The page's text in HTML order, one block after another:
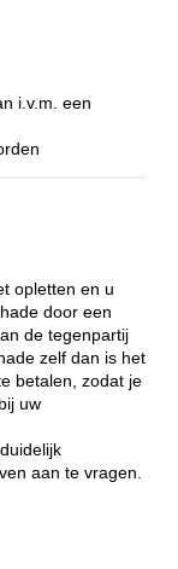
i.v.m. een
opletten en u
door een
de tegenpartij
zelf dan is het
betalen, zodat je
uw
aan te vragen.